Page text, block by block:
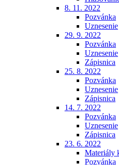
8. 11. 2022
Pozvánka
Uznesenie
29. 9. 2022
Pozvánka
Uznesenie
Zápisnica
25. 8. 2022
Pozvánka
Uznesenie
Zápisnica
14. 7. 2022
Pozvánka
Uznesenie
Zápisnica
23. 6. 2022
Materiály
Pozvánka